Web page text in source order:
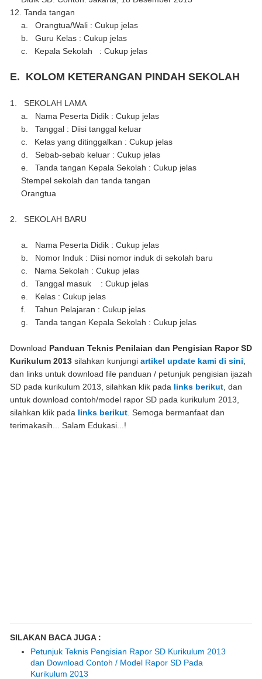
12. Tanda tangan
a. Orangtua/Wali : Cukup jelas
b. Guru Kelas : Cukup jelas
c. Kepala Sekolah : Cukup jelas
E. KOLOM KETERANGAN PINDAH SEKOLAH
1. SEKOLAH LAMA
a. Nama Peserta Didik : Cukup jelas
b. Tanggal : Diisi tanggal keluar
c. Kelas yang ditinggalkan : Cukup jelas
d. Sebab-sebab keluar : Cukup jelas
e. Tanda tangan Kepala Sekolah : Cukup jelas
Stempel sekolah dan tanda tangan
Orangtua
2. SEKOLAH BARU
a. Nama Peserta Didik : Cukup jelas
b. Nomor Induk : Diisi nomor induk di sekolah baru
c. Nama Sekolah : Cukup jelas
d. Tanggal masuk : Cukup jelas
e. Kelas : Cukup jelas
f. Tahun Pelajaran : Cukup jelas
g. Tanda tangan Kepala Sekolah : Cukup jelas
Download Panduan Teknis Penilaian dan Pengisian Rapor SD
Kurikulum 2013 silahkan kunjungi artikel update kami di sini
dan links untuk download file panduan / petunjuk pengisian ijazah
SD pada kurikulum 2013, silahkan klik pada links berikut , dan
untuk download contoh/model rapor SD pada kurikulum 2013,
silahkan klik pada links berikut . Semoga bermanfaat dan
terimakasih... Salam Edukasi...!
SILAKAN BACA JUGA :
Petunjuk Teknis Pengisian Rapor SD Kurikulum 2013
dan Download Contoh / Model Rapor SD Pada
Kurikulum 2013